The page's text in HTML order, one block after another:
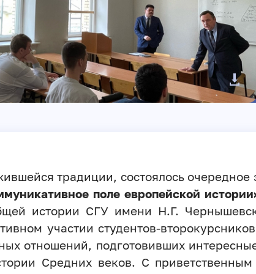
традиции, состоялось очередное
поле европейской
истории СГУ имени Н.Г.
участии студентов-
отношений, подготовивших
Средних веков. С